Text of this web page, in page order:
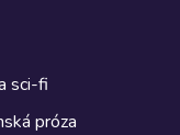
sci-fi
próza